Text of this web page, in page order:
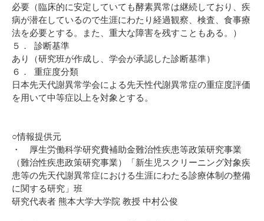
必要（臨床的に安定していても酵素異常は継続しており、疾
病が潜在しているので生涯にわたり経過観察、検査、食事療
法を必要とする。また、重大な障害を残すこともある。）
５． 診断基準
あり（研究班が作成し、学会が承認した診断基準）
６． 重症度分類
日本先天代謝異常学会による先天性代謝異常症の重症度評価
を用いて中等症以上を対象とする。
○情報提供元
・ 厚生労働科学研究費補助金難治性疾患等政策研究事業
（難治性疾患政策研究事業）「新生児スクリーニング対象疾
患等の先天代謝異常症における生涯にわたる診療体制の整備
に関する研究」班
研究代表者 熊本大学大学院 教授 中村公俊